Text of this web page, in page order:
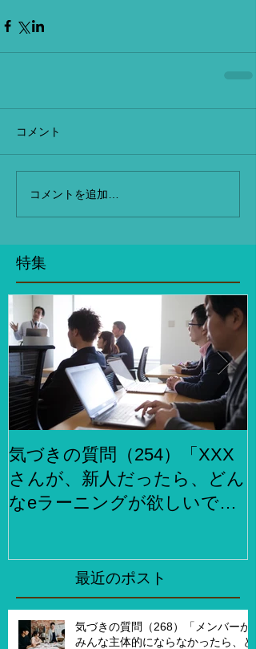
コメント
コメントを追加…
特集
気づきの質問（254）「XXX
さんが、新人だったら、どん
なeラーニングが欲しいです
のですか？」最近のポスト
気づきの質問（268）「メンバーが
みんな主体的にならなかったら、ど